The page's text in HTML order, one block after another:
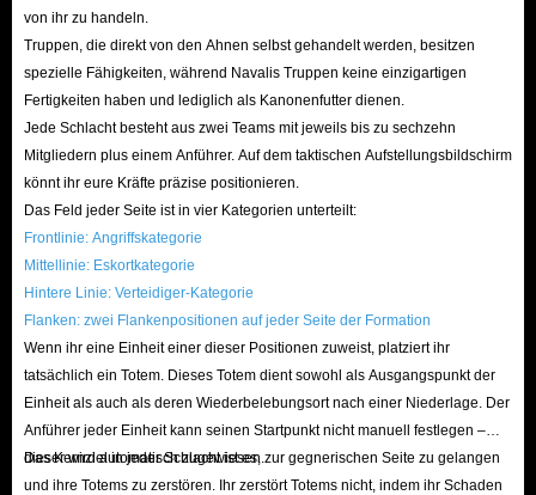
von ihr zu handeln.
Truppen, die direkt von den Ahnen selbst gehandelt werden, besitzen
spezielle Fähigkeiten, während Navalis Truppen keine einzigartigen
Fertigkeiten haben und lediglich als Kanonenfutter dienen.
Jede Schlacht besteht aus zwei Teams mit jeweils bis zu sechzehn
Mitgliedern plus einem Anführer. Auf dem taktischen Aufstellungsbildschirm
könnt ihr eure Kräfte präzise positionieren.
Das Feld jeder Seite ist in vier Kategorien unterteilt:
Frontlinie: Angriffskategorie
Mittellinie: Eskortkategorie
Hintere Linie: Verteidiger-Kategorie
Flanken: zwei Flankenpositionen auf jeder Seite der Formation
Wenn ihr eine Einheit einer dieser Positionen zuweist, platziert ihr
tatsächlich ein Totem. Dieses Totem dient sowohl als Ausgangspunkt der
Einheit als auch als deren Wiederbelebungsort nach einer Niederlage. Der
Anführer jeder Einheit kann seinen Startpunkt nicht manuell festlegen –
dieser wird automatisch zugewiesen.
Das Kernziel in jeder Schlacht ist es, zur gegnerischen Seite zu gelangen
und ihre Totems zu zerstören. Ihr zerstört Totems nicht, indem ihr Schaden